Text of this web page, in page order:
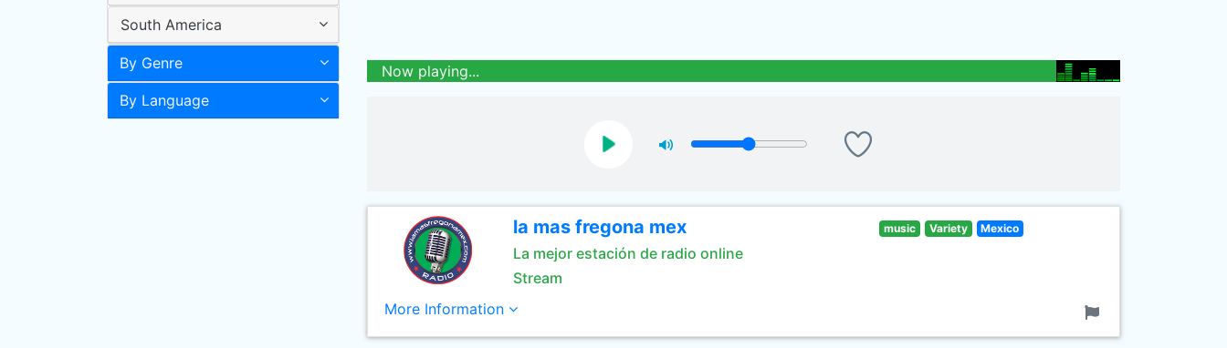
South America
By Genre
By Language
Now playing...
la mas fregona mex
La mejor estación de radio online
Stream
music Variety Mexico
More Information